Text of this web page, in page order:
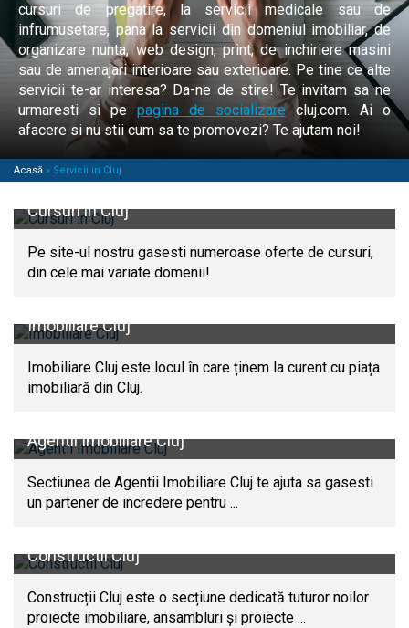
cursuri de pregatire, la servicii medicale sau de
infrumusetare, pana la servicii din domeniul imobiliar, de
organizare nunta, web design, print, de inchiriere masini
sau de amenajari interioare sau exterioare. Pe tine ce alte
servicii te-ar interesa? Da-ne de stire! Te invitam sa ne
urmaresti si pe pagina de socializarecluj.com. Ai o
afacere si nu stii cum sa te promovezi? Te ajutam noi!
Acasă » Servicii in Cluj
Cursuri in Cluj
Pe site-ul nostru gasesti numeroase oferte de cursuri,
din cele mai variate domenii!
Imobiliare Cluj
Imobiliare Cluj este locul în care ținem la curent cu piața
imobiliară din Cluj.
Agentii Imobiliare Cluj
Sectiunea de Agentii Imobiliare Cluj te ajuta sa gasesti
un partener de incredere pentru ...
Constructii Cluj
Construcții Cluj este o secțiune dedicată tuturor noilor
proiecte imobiliare, ansambluri și proiecte ...